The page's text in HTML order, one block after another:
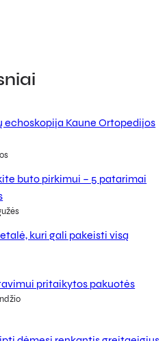
echoskopija Kaune Ortopedijos
buto pirkimui – 5 patarimai
kuri gali pakeisti visą
pritaikytos pakuotės